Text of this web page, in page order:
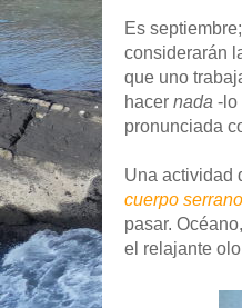
Es
considerarán
que uno
hacer nada -lo
pronunciada
Una actividad
cuerpo serrano
pasar.
el relajante